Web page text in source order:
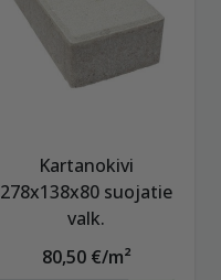
Kartanokivi
278x138x80 suojatie
valk.
80,50 €/m²